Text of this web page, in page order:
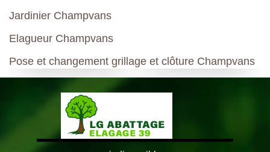
Jardinier Champvans
Elagueur Champvans
Pose et changement grillage et clôture Champvans